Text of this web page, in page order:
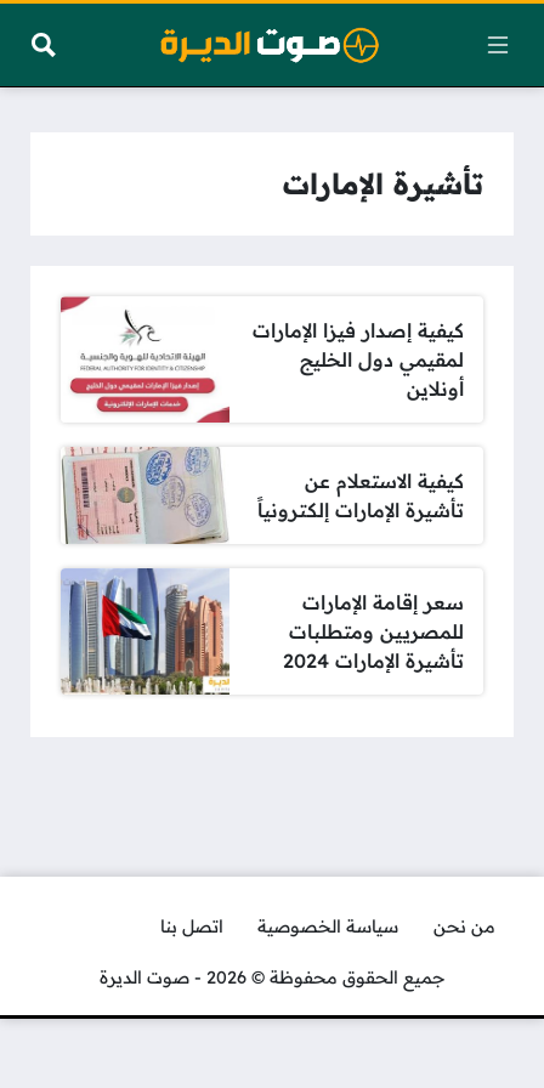
تأشيرة الإمارات
كيفية إصدار فيزا الإمارات
لمقيمي دول الخليج
أونلاين
كيفية الاستعلام عن
تأشيرة الإمارات إلكترونياً
سعر إقامة الإمارات
للمصريين ومتطلبات
تأشيرة الإمارات 2024
من نحن سياسة الخصوصية اتصل بنا
جميع الحقوق محفوظة © 2026 - صوت الديرة